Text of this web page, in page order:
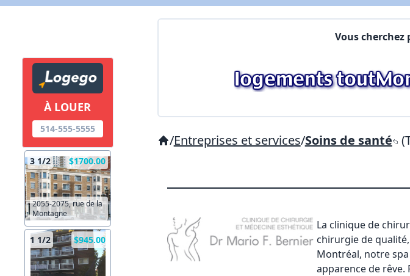
À LOUER
514-555-5555
3 1/2 $1700.00
2055-2075, rue de la
Montagne
1 1/2 $945.00
Vous
/Entreprises et services/Soins de santé
La clinique de
chirurgie de
Montréal, notre
apparence de rêve.
Commentaires: